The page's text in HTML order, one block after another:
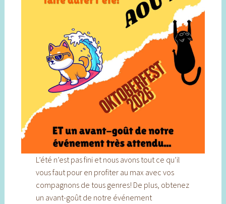
L’été n’est pas fini et nous avons tout ce qu’il
vous faut pour en profiter au max avec vos
compagnons de tous genres! De plus, obtenez
un avant-goût de notre événement